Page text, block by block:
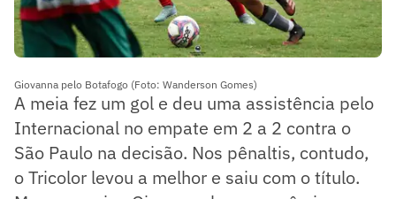
Giovanna pelo Botafogo (Foto: Wanderson Gomes)
A meia fez um gol e deu uma assistência pelo
Internacional no empate em 2 a 2 contra o
São Paulo na decisão. Nos pênaltis, contudo,
o Tricolor levou a melhor e saiu com o título.